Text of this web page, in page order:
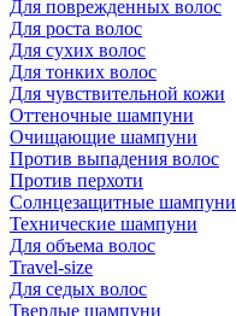
Для поврежденных волос
Для роста волос
Для сухих волос
Для тонких волос
Для чувствительной кожи
Оттеночные шампуни
Очищающие шампуни
Против выпадения волос
Против перхоти
Солнцезащитные шампуни
Технические шампуни
Для объема волос
Travel-size
Для седых волос
Твердые шампуни